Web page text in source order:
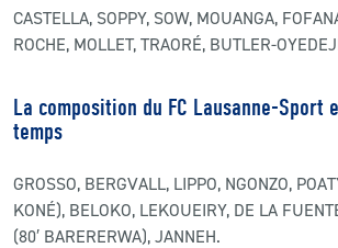
CASTELLA, SOPPY, SOW, MOUANGA,
ROCHE, MOLLET, TRAORÉ, BUTLER-
La composition du FC Lausanne-Sport
temps
GROSSO, BERGVALL, LIPPO, NGONZO,
KONÉ), BELOKO, LEKOUEIRY, DE LA
(80′ BARERERWA), JANNEH.